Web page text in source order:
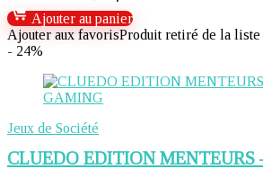
Ajouter au panier
Ajouter aux favorisProduit retiré de la liste
- 24%
Jeux de Société
CLUEDO EDITION MENTEURS